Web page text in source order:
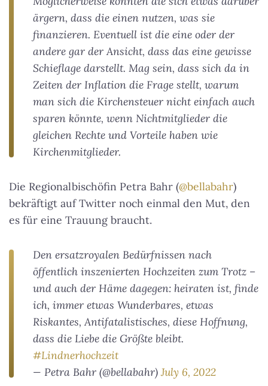
ärgern, dass die einen nutzen, was sie
finanzieren. Eventuell ist die eine oder der
andere gar der Ansicht, dass das eine gewisse
Schieflage darstellt. Mag sein, dass sich da in
Zeiten der Inflation die Frage stellt, warum
man sich die Kirchensteuer nicht einfach auch
sparen könnte, wenn Nichtmitglieder die
gleichen Rechte und Vorteile haben wie
Kirchenmitglieder.
Die Regionalbischöfin Petra Bahr (@bellabahr)
bekräftigt auf Twitter noch einmal den Mut, den
es für eine Trauung braucht.
Den ersatzroyalen Bedürfnissen nach
öffentlich inszenierten Hochzeiten zum Trotz –
und auch der Häme dagegen: heiraten ist, finde
ich, immer etwas Wunderbares, etwas
Riskantes, Antifatalistisches, diese Hoffnung,
dass die Liebe die Größte bleibt.
#Lindnerhochzeit
— Petra Bahr (@bellabahr)July 6, 2022